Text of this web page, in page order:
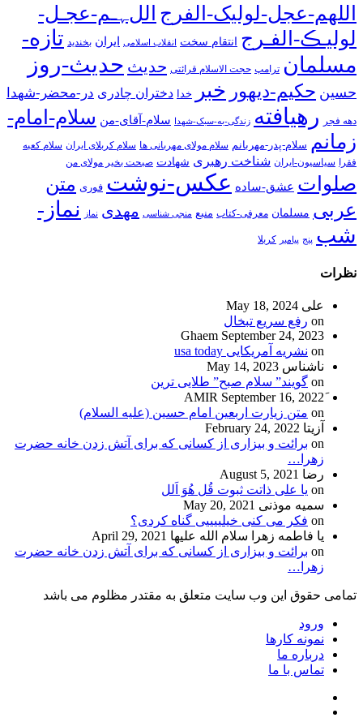
اللهم-عجل-لولیک-الفرج اللﮩـم-عجـل-
لولیـڪ-الفـرج انتقام سخت انقلاب اسلامی ایران بخندید تازه-
مسلمان ترامپ حجت الاسلام قرائتی حدیث حدیث-روز
حسین حکیم-دیهور خبر خدا دختران چادری در-محضر-شهدا
دهه فجر رهیافته زندگی-به-سبک-شهدا سلام-آقای-من سلام-امام-
زمانم سلام-پدر-مهربانم سلام مولای مهربانی ها سلام کربلای ایران سلام کعبه
فقرا سیاسیون-ایران شناخت رهبری شهادت صبحت بخیر مولای من
صلوات عشق-ساده عکس-نوشت فوری متن
عربی مسلمان معرفی-کتاب منبع منجی شناسی مهدی نماز
نماز-
شب پنج پیامبر کربلا
نظرات
علی May 18, 2024
on رفع سریع تبخال
Ghaem September 24, 2023
on نشریه آمریکایی usa today
ناشناس May 14, 2023
on گویند” سلام صبح” طلایی ترین
September 16, 2022
on متن زیارت اربعین امام حسین (علیه السلام)
آزیتا February 24, 2022
on برائت و بیزاری از کسانی که برای آتش زدن خانه حضرت
زهرا…
رضا August 5, 2021
on یا علی ذاتت ثبوت قُل هُوَ اَلل
سمیه موذنی May 20, 2021
on فکر می کنی خیلییییی گناه کردی؟
یا فاطمه زهرا سلام الله علیها April 29, 2021
on برائت و بیزاری از کسانی که برای آتش زدن خانه حضرت
زهرا…
تمامی حقوق این وب سایت متعلق به مقتدر مظلوم می باشد
ورود
نمونه کارها
درباره ما
تماس با ما